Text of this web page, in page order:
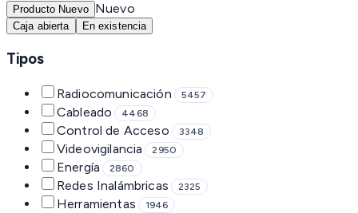
Producto Nuevo Nuevo
Caja abierta En existencia
Tipos
Radiocomunicación 5457
Cableado 4468
Control de Acceso 3348
Videovigilancia 2950
Energía 2860
Redes Inalámbricas 2325
Herramientas 1946